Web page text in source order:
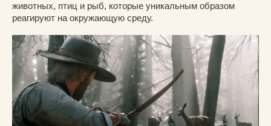
животных, птиц и рыб, которые уникальным образом
реагируют на окружающую среду.